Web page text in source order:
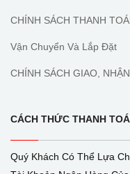
CHÍNH SÁCH THANH
Vận Chuyển Và Lắp Đặt
CHÍNH SÁCH GIAO,
CÁCH THỨC THANH
Quý Khách Có Thể Lựa